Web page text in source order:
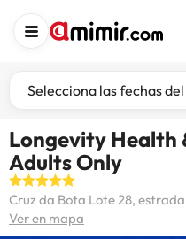
Selecciona las fechas
Longevity Health
Adults Only
Cruz da Bota Lote 28,
Ver en mapa